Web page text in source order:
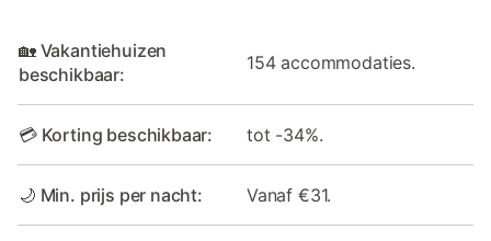
🏡 Vakantiehuizen
beschikbaar:
154 accommodaties.
💳 Korting beschikbaar: tot -34%.
🌙 Min. prijs per nacht: Vanaf €31.